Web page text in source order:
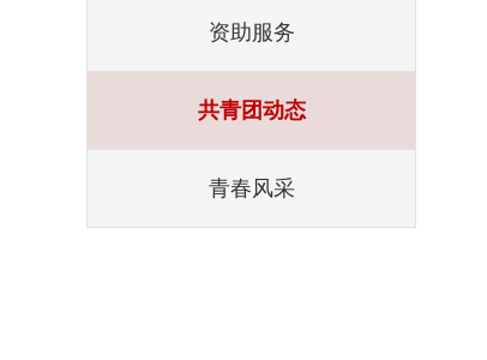
资助服务
共青团动态
青春风采